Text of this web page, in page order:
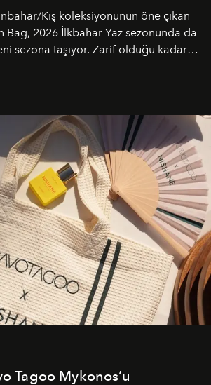
Kış koleksiyonunun öne çıkan
Bag, 2026 İlkbahar-Yaz sezonunda da
sezona taşıyor. Zarif olduğu kadar
Tagoo Mykonos’u